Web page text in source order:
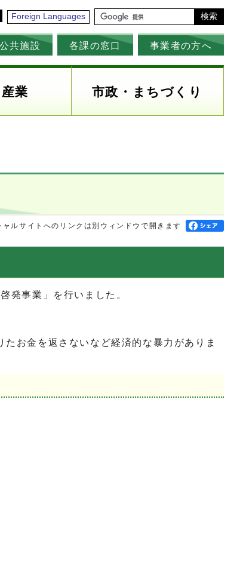
Foreign Languages 検索
公共施設 各課の窓口 事業者の方へ
業 市政・まちづくり
ャルサイトへのリンクは別ウィンドウで開きます
発事業」を行いました。
お金を返さないなど経済的な暴力がありま